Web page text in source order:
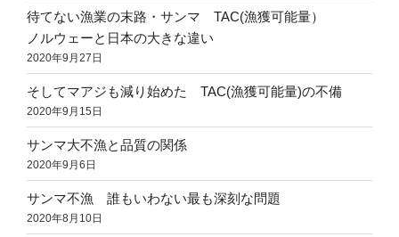
待てない漁業の末路・サンマ TAC(漁獲可能量）
ノルウェーと日本の大きな違い
2020年9月27日
そしてマアジも減り始めた TAC(漁獲可能量)の不備
2020年9月15日
サンマ大不漁と品質の関係
2020年9月6日
サンマ不漁 誰もいわない最も深刻な問題
2020年8月10日